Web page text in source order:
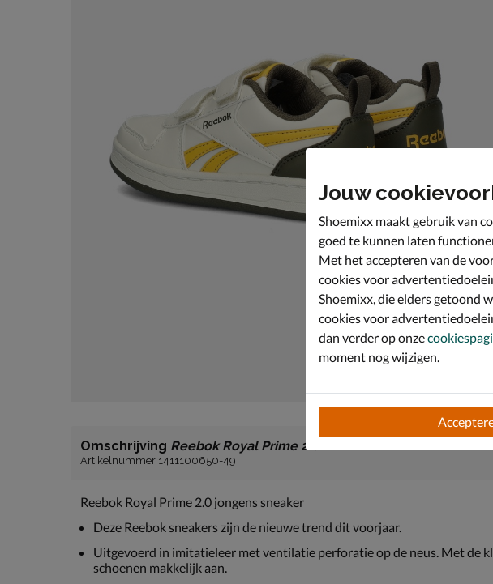
Omschrijving Reebok Royal Prime 2.0
Artikelnummer 1411100650-49
Reebok Royal Prime 2.0 jongens sneaker
Deze Reebok sneakers zijn de nieuwe trend dit voorjaar.
Uitgevoerd in imitatieleer met ventilatie perforatie op de neus. Met de
schoenen makkelijk aan.
Jouw
Shoemixx maakt gebruik van
goed te kunnen laten
Met het accepteren van de
cookies voor
Shoemixx, die elders getoond
cookies voor
dan verder op onze
moment nog wijzigen.